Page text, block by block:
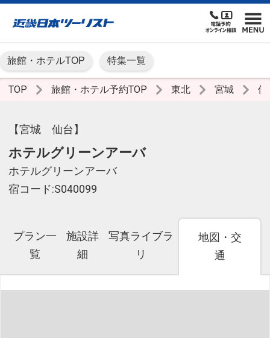
旅館・ホテルTOP 特集一覧
TOP 旅館・ホテル予約TOP 東北 宮城
【宮城 仙台】
ホテルグリーンアーバ
ホテルグリーンアーバ
宿コード:S040099
プラン一
覧
施設詳
細
写真ライブラ
リ
地図・交
通